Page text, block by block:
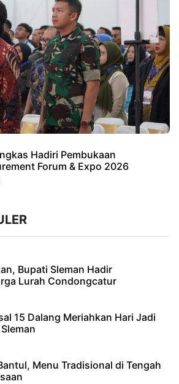
Hadiri Pembukaan
Forum & Expo 2026
Bupati Sleman Hadir
Lurah Condongcatur
15 Dalang Meriahkan Hari Jadi
Menu Tradisional di Tengah